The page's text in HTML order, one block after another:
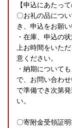
【申込にあたっ
〇お礼の品につ
き、申込をお願い
・在庫、申込の
上お時間をいた
意ください。
・納期について
で、お問い合わ
で準備でき次第
い。
〇寄附金受領証